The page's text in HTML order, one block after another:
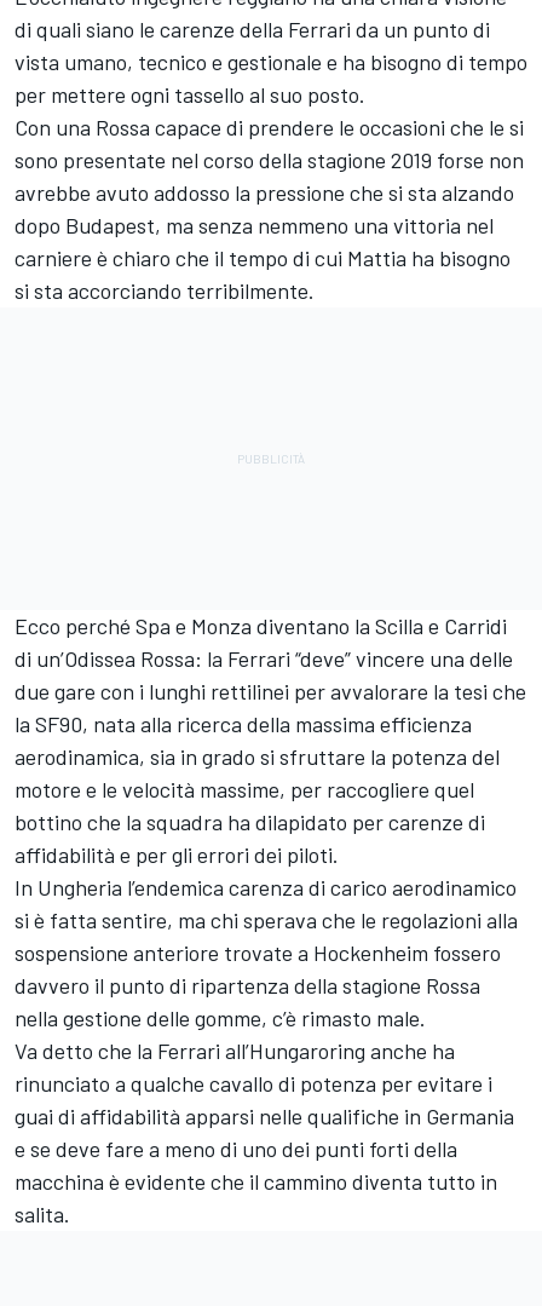
di quali siano le carenze della Ferrari da un punto di
vista umano, tecnico e gestionale e ha bisogno di tempo
per mettere ogni tassello al suo posto.
Con una Rossa capace di prendere le occasioni che le si
sono presentate nel corso della stagione 2019 forse non
avrebbe avuto addosso la pressione che si sta alzando
dopo Budapest, ma senza nemmeno una vittoria nel
carniere è chiaro che il tempo di cui Mattia ha bisogno
si sta accorciando terribilmente.
Ecco perché Spa e Monza diventano la Scilla e Carridi
di un’Odissea Rossa: la Ferrari “deve” vincere una delle
due gare con i lunghi rettilinei per avvalorare la tesi che
la SF90, nata alla ricerca della massima efficienza
aerodinamica, sia in grado si sfruttare la potenza del
motore e le velocità massime, per raccogliere quel
bottino che la squadra ha dilapidato per carenze di
affidabilità e per gli errori dei piloti.
In Ungheria l’endemica carenza di carico aerodinamico
si è fatta sentire, ma chi sperava che le regolazioni alla
sospensione anteriore trovate a Hockenheim fossero
davvero il punto di ripartenza della stagione Rossa
nella gestione delle gomme, c’è rimasto male.
Va detto che la Ferrari all’Hungaroring anche ha
rinunciato a qualche cavallo di potenza per evitare i
guai di affidabilità apparsi nelle qualifiche in Germania
e se deve fare a meno di uno dei punti forti della
macchina è evidente che il cammino diventa tutto in
salita.